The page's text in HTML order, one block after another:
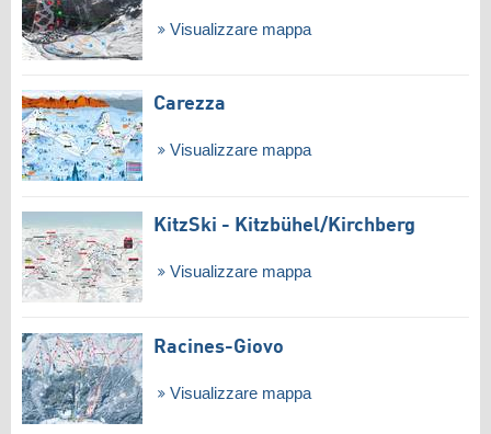
Visualizzare mappa
Carezza
Visualizzare mappa
KitzSki - Kitzbühel/​Kirchberg
Visualizzare mappa
Racines-Giovo
Visualizzare mappa